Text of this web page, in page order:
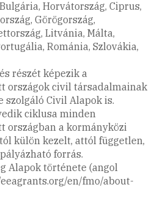
Horvátország, Ciprus,
Görögország,
Litvánia, Málta,
Románia, Szlovákia,
részét képezik a
országok civil társadalmainak
szolgáló Civil Alapok is.
ciklusa minden
országban a kormányközi
külön kezelt, attól független,
forrás.
Alapok története (angol
en/fmo/about-